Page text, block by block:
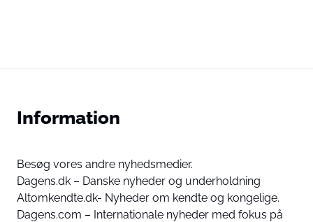
Information
Besøg vores andre nyhedsmedier.
Dagens.dk – Danske nyheder og underholdning
Altomkendte.dk- Nyheder om kendte og kongelige.
Dagens.com – Internationale nyheder med fokus på